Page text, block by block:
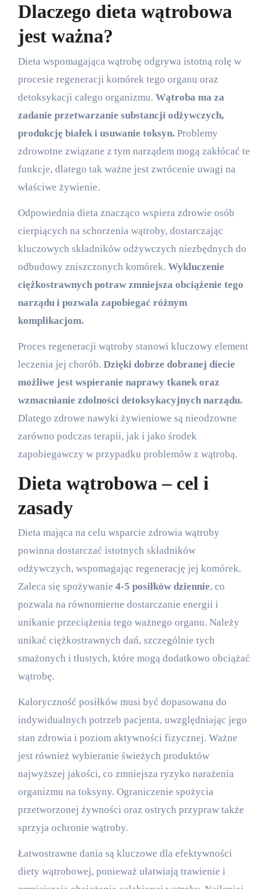
Dlaczego dieta wątrobowa
jest ważna?
Dieta wspomagająca wątrobę odgrywa istotną rolę w
procesie regeneracji komórek tego organu oraz
detoksykacji całego organizmu. Wątroba ma za
zadanie przetwarzanie substancji odżywczych,
produkcję białek i usuwanie toksyn.Problemy
zdrowotne związane z tym narządem mogą zakłócać te
funkcje, dlatego tak ważne jest zwrócenie uwagi na
właściwe żywienie.
Odpowiednia dieta znacząco wspiera zdrowie osób
cierpiących na schorzenia wątroby, dostarczając
kluczowych składników odżywczych niezbędnych do
odbudowy zniszczonych komórek. Wykluczenie
ciężkostrawnych potraw zmniejsza obciążenie tego
narządu i pozwala zapobiegać różnym
komplikacjom.
Proces regeneracji wątroby stanowi kluczowy element
leczenia jej chorób. Dzięki dobrze dobranej diecie
możliwe jest wspieranie naprawy tkanek oraz
wzmacnianie zdolności detoksykacyjnych narządu.
Dlatego zdrowe nawyki żywieniowe są nieodzowne
zarówno podczas terapii, jak i jako środek
zapobiegawczy w przypadku problemów z wątrobą.
Dieta wątrobowa – cel i
zasady
Dieta mająca na celu wsparcie zdrowia wątroby
powinna dostarczać istotnych składników
odżywczych, wspomagając regenerację jej komórek.
Zaleca się spożywanie 4-5 posiłków dziennie, co
pozwala na równomierne dostarczanie energii i
unikanie przeciążenia tego ważnego organu. Należy
unikać ciężkostrawnych dań, szczególnie tych
smażonych i tłustych, które mogą dodatkowo obciążać
wątrobę.
Kaloryczność posiłków musi być dopasowana do
indywidualnych potrzeb pacjenta, uwzględniając jego
stan zdrowia i poziom aktywności fizycznej. Ważne
jest również wybieranie świeżych produktów
najwyższej jakości, co zmniejsza ryzyko narażenia
organizmu na toksyny. Ograniczenie spożycia
przetworzonej żywności oraz ostrych przypraw także
sprzyja ochronie wątroby.
Łatwostrawne dania są kluczowe dla efektywności
diety wątrobowej, ponieważ ułatwiają trawienie i